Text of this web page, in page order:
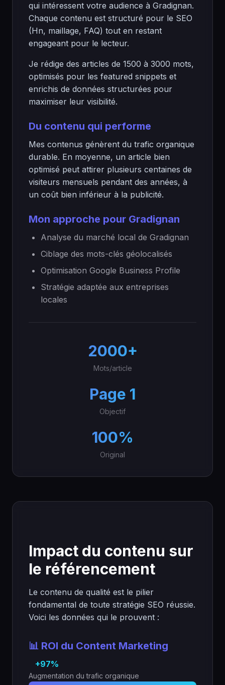
qui intéressent votre audience à Gradignan.
Chaque contenu est structuré pour le SEO
(Hn, maillage, FAQ) tout en restant
engageant pour le lecteur.
Je rédige des articles de 1500 à 3000 mots,
optimisés pour les featured snippets et
enrichis de données structurées pour
maximiser leur visibilité.
Du contenu qui performe
Mes contenus génèrent du trafic organique
durable. En moyenne, un article bien
optimisé peut attirer plusieurs centaines de
visiteurs mensuels pendant des années, à
un coût bien inférieur à la publicité.
Mon approche pour Gradignan
Analyse du marché local de Gradignan
Ciblage des mots-clés géolocalisés
Optimisation Google Business Profile
Stratégie adaptée aux entreprises
locales
2000+
Mots/article
Page 1
Objectif
100%
Original
Impact du contenu sur
le référencement
Le contenu de qualité est le pilier
fondamental de toute stratégie SEO réussie.
Voici les données qui le prouvent :
📊 ROI du Content Marketing
Augmentation du trafic organique
+97%